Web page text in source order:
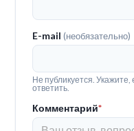
E-mail(необязательно)
Не публикуется.
ответить.
Комментарий*